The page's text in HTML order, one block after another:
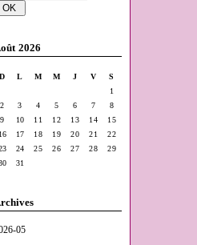
2026
D L M M J V
S
1
2
3 4 5 6 7
8
9
10 11 12 13 14
15
16
17 18 19 20 21
22
24 25 26 27 28
29
31
05